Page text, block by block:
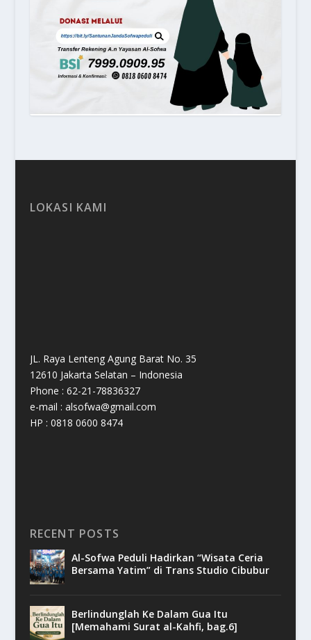
LOKASI KAMI
JL. Raya Lenteng Agung Barat No. 35
12610 Jakarta Selatan – Indonesia
Phone : 62-21-78836327
e-mail : alsofwa@gmail.com
HP : 0818 0600 8474
RECENT POSTS
Al-Sofwa Peduli Hadirkan “Wisata Ceria
Bersama Yatim” di Trans Studio Cibubur
Berlindunglah Ke Dalam Gua Itu
[Memahami Surat al-Kahfi, bag.6]